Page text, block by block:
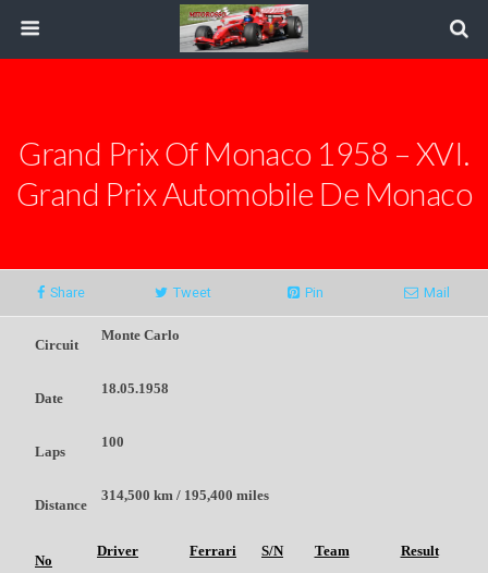
Grand Prix Of Monaco 1958 – XVI.
Grand Prix Automobile De Monaco
Share Tweet Pin Mail
Circuit
Monte Carlo
Date
18.05.1958
Laps
100
Distance
314,500 km / 195,400 miles
No
Driver Ferrari S/N Team Result